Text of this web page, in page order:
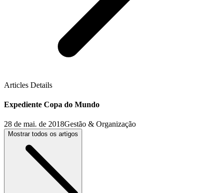
Articles Details
Expediente Copa do Mundo
28 de mai. de 2018Gestão & Organização
Mostrar todos os artigos